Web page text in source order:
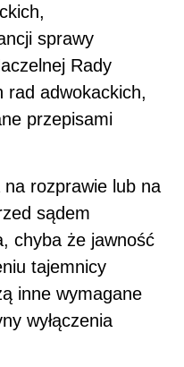
sprawy
Rady
rad adwokackich,
przepisami
rozprawie lub na
sądem
chyba że jawność
tajemnicy
inne wymagane
wyłączenia